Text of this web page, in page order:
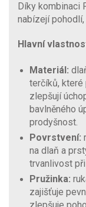
Díky kombinaci
nabízejí
Hlavní
Materiál:
terčíků,
zlepšují
bavlněného
prodyšnost.
Povrstvení:
na dlaň a
trvanlivost
Pružinka:
zajišťuje
zlepšuje